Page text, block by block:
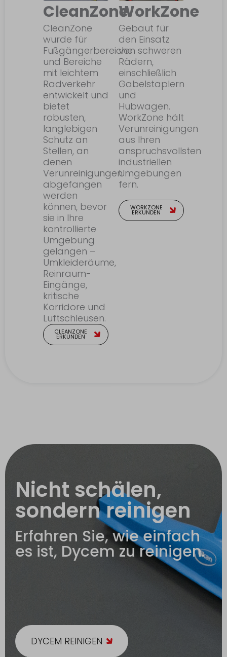
CleanZone
CleanZone
wurde für
Fußgängerbereiche
und Bereiche
mit leichtem
Radverkehr
entwickelt und
bietet
robusten,
langlebigen
Schutz an
Stellen, an
denen
Verunreinigungen
abgefangen
werden
können, bevor
sie in Ihre
kontrollierte
Umgebung
gelangen –
Umkleideräume,
Reinraum-
Eingänge,
kritische
Korridore und
Luftschleusen.
CLEANZONE
ERKUNDEN
WorkZone
Gebaut für
den Einsatz
von schweren
Rädern,
einschließlich
Gabelstaplern
und
Hubwagen.
WorkZone hält
Verunreinigungen
aus Ihren
anspruchsvollsten
industriellen
Umgebungen
fern.
WORKZONE
ERKUNDEN
Nicht schälen,
sondern reinigen
Erfahren Sie, wie einfach
es ist, Dycem zu reinigen.
DYCEM REINIGEN